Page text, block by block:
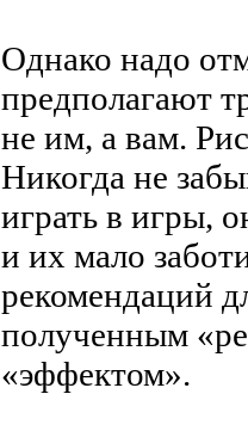
Однако надо
предполагают
не им, а вам.
Никогда не
играть в игры,
и их мало
рекомендаций
полученным «
«эффектом».